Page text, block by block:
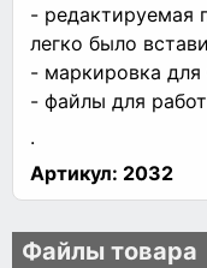
- редактируемая
легко было
- маркировка
- файлы для
.
Артикул: 2032
Файлы товара